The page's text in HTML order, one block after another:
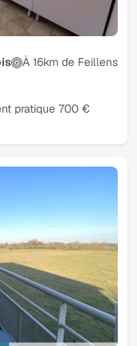
À 16km de Feillens
pratique 700 €